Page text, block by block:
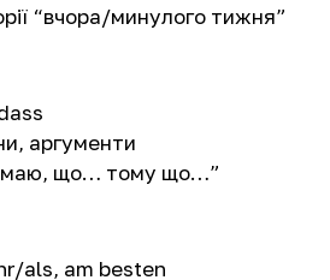
“вчора/минулого тижня”
аргументи
що… тому що…”
als, am besten